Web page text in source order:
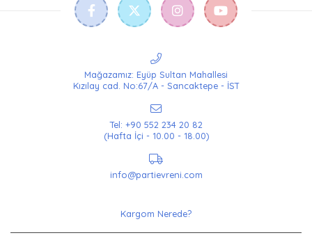
Mağazamız: Eyüp Sultan Mahallesi
Kızılay cad. No:67/A - Sancaktepe - İST
Tel: +90 552 234 20 82
(Hafta İçi - 10.00 - 18.00)
info@partievreni.com
Kargom Nerede?